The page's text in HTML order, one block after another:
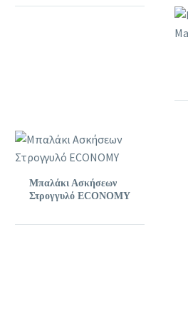
Μπαλάκι Ασκήσεων
Στρογγυλό ECONOMY